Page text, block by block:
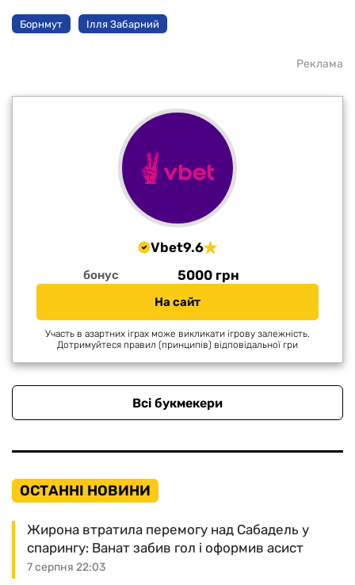
Борнмут Ілля Забарний
Реклама
Vbet9.6
бонус 5000 грн
На сайт
Участь в азартних іграх може викликати ігрову залежність.
Дотримуйтеся правил (принципів) відповідальної гри
Всі букмекери
ОСТАННІ НОВИНИ
7 серпня 22:03
Жирона втратила перемогу над Сабадель у
спарингу: Ванат забив гол і оформив асист